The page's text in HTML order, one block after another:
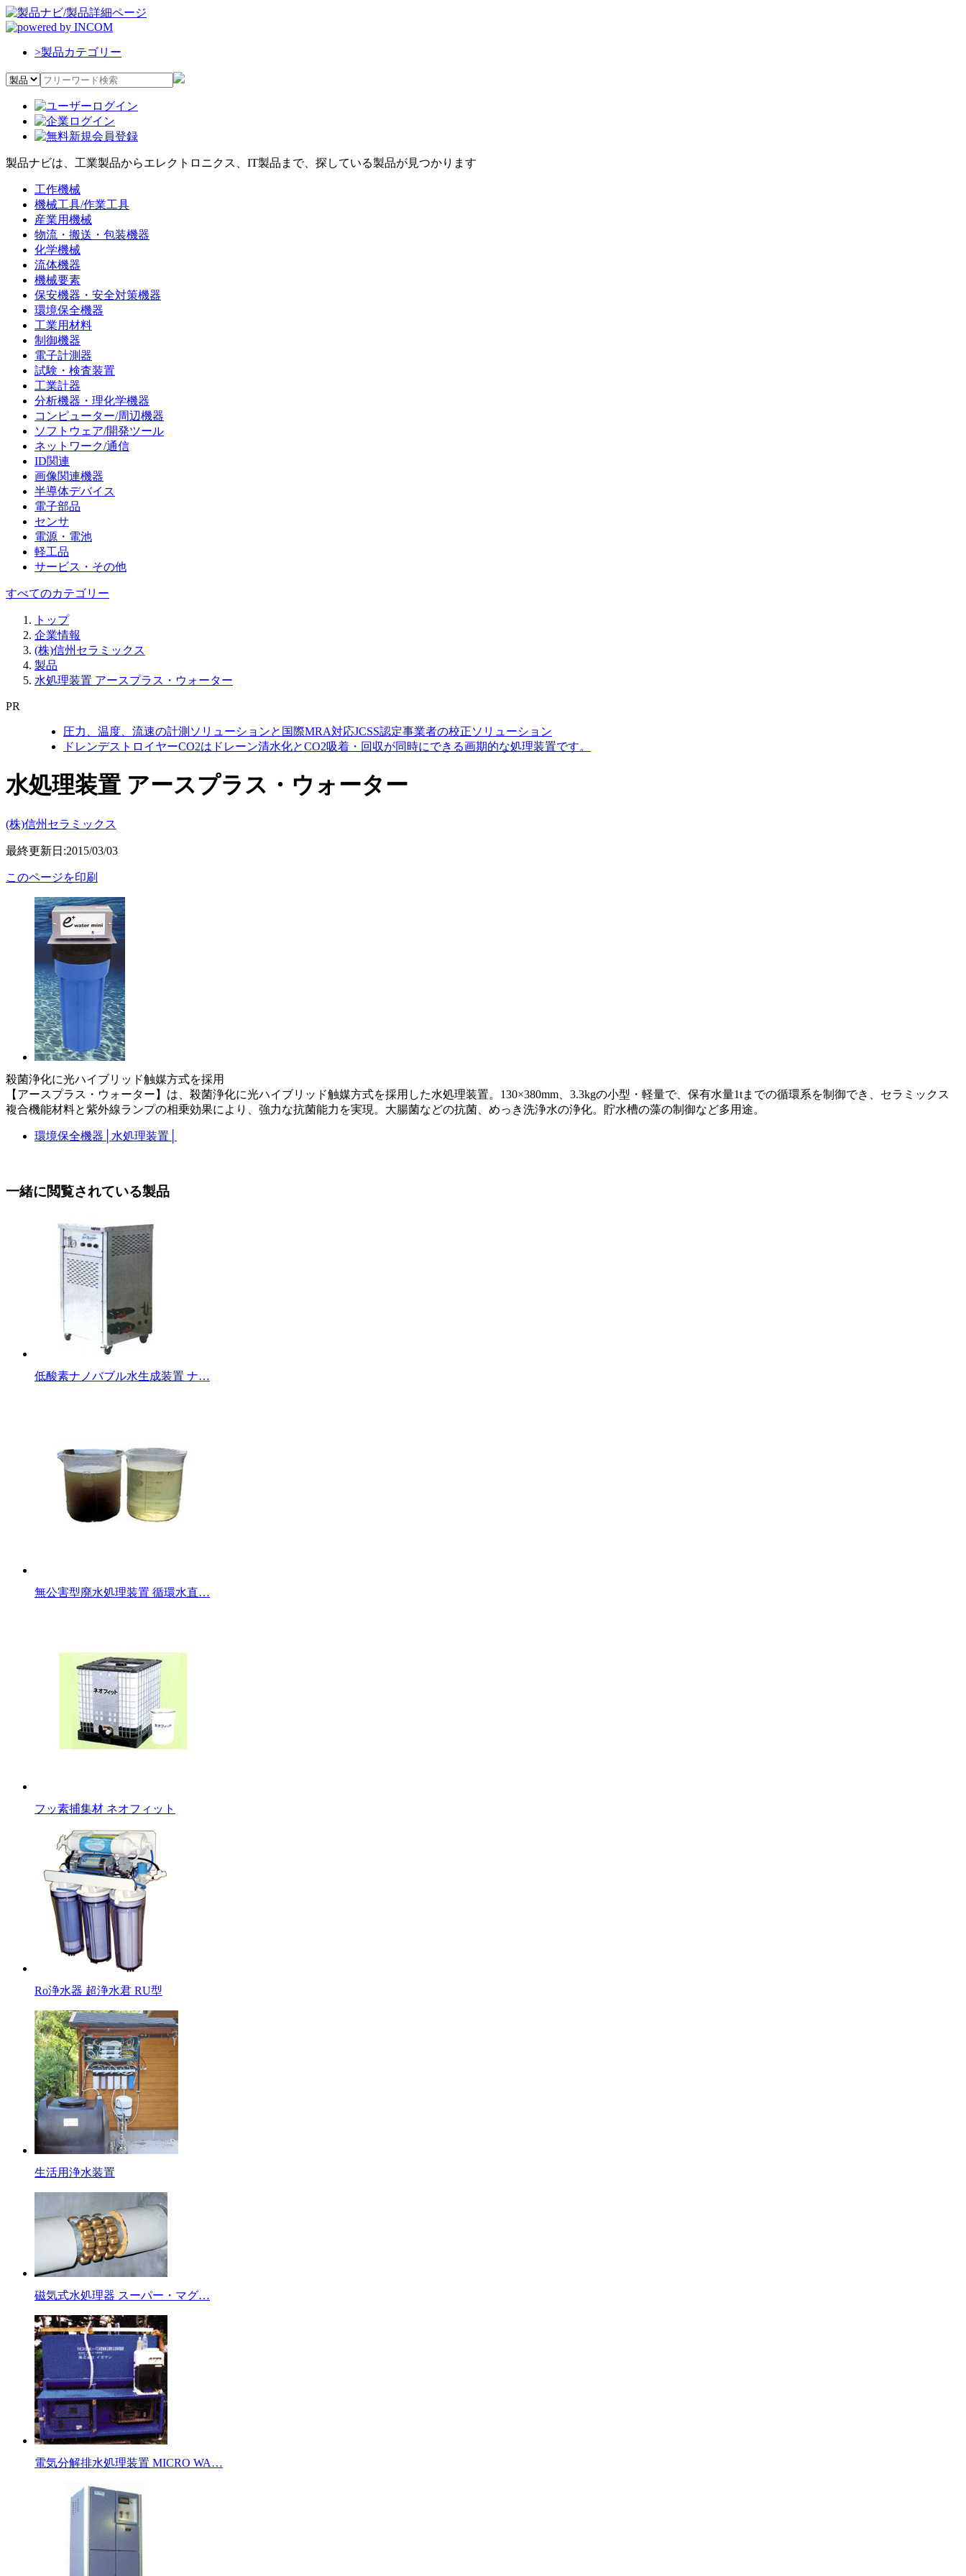
>製品カテゴリー
製品ナビは、工業製品からエレクトロニクス、IT製品まで、探している製品が見つかります
工作機械
機械工具/作業工具
産業用機械
物流・搬送・包装機器
化学機械
流体機器
機械要素
保安機器・安全対策機器
環境保全機器
工業用材料
制御機器
電子計測器
試験・検査装置
工業計器
分析機器・理化学機器
コンピューター/周辺機器
ソフトウェア/開発ツール
ネットワーク/通信
ID関連
画像関連機器
半導体デバイス
電子部品
センサ
電源・電池
軽工品
サービス・その他
すべてのカテゴリー
トップ
企業情報
(株)信州セラミックス
製品
水処理装置 アースプラス・ウォーター
PR
圧力、温度、流速の計測ソリューションと国際MRA対応JCSS認定事業者の校正ソリューション
ドレンデストロイヤーCO2はドレーン清水化とCO2吸着・回収が同時にできる画期的な処理装置です。
水処理装置 アースプラス・ウォーター
(株)信州セラミックス
最終更新日:2015/03/03
このページを印刷
殺菌浄化に光ハイブリッド触媒方式を採用
【アースプラス・ウォーター】は、殺菌浄化に光ハイブリッド触媒方式を採用した水処理装置。130×380mm、3.3kgの小型・軽量で、保有水量1tまでの循環系を制御でき、セラミックス
複合機能材料と紫外線ランプの相乗効果により、強力な抗菌能力を実現。大腸菌などの抗菌、めっき洗浄水の浄化。貯水槽の藻の制御など多用途。
環境保全機器 水処理装置
一緒に閲覧されている製品
低酸素ナノバブル水生成装置 ナ…
無公害型廃水処理装置 循環水直…
フッ素捕集材 ネオフィット
Ro浄水器 超浄水君 RU型
生活用浄水装置
磁気式水処理器 スーパー・マグ…
電気分解排水処理装置 MICRO WA…